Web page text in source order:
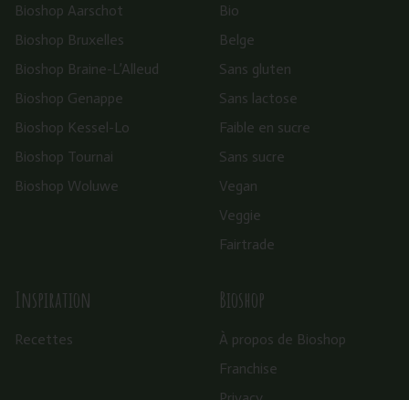
Bioshop Aarschot
Bioshop Bruxelles
Bioshop Braine-L’Alleud
Bioshop Genappe
Bioshop Kessel-Lo
Bioshop Tournai
Bioshop Woluwe
Bio
Belge
Sans gluten
Sans lactose
Faible en sucre
Sans sucre
Vegan
Veggie
Fairtrade
Inspiration
Recettes
Bioshop
À propos de Bioshop
Franchise